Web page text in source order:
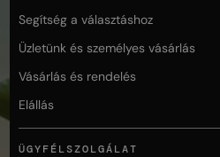
Segítség a választáshoz
Üzletünk és személyes vásárlás
Vásárlás és rendelés
Elállás
ÜGYFÉLSZOLGÁLAT